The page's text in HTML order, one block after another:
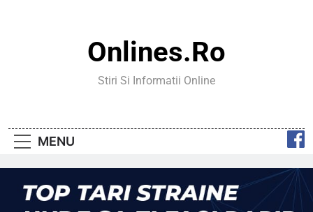
Onlines.ro
Stiri Si Informatii Online
MENU